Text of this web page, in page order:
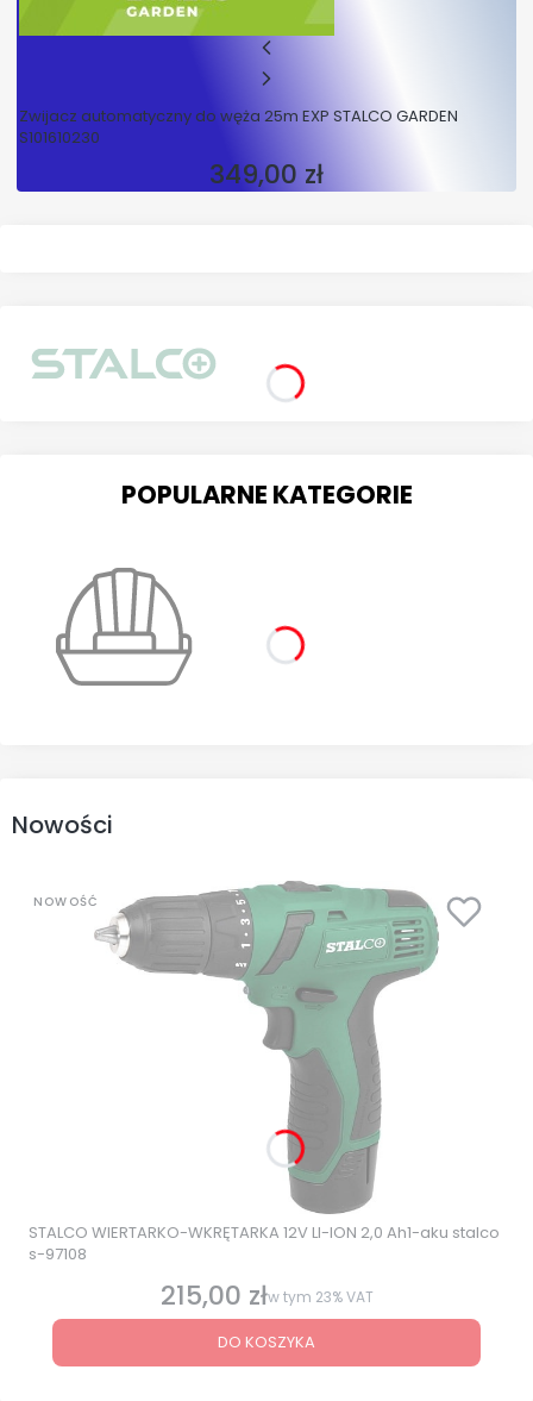
Zwijacz automatyczny do węża 25m EXP STALCO GARDEN
S101610230
Cena
349,00 zł
POPULARNE KATEGORIE
Nowości
NOWOŚĆ
STALCO WIERTARKO-WKRĘTARKA 12V LI-ION 2,0 Ah1-aku stalco
s-97108
Cena brutto
215,00 złw tym 23%VAT
DO KOSZYKA